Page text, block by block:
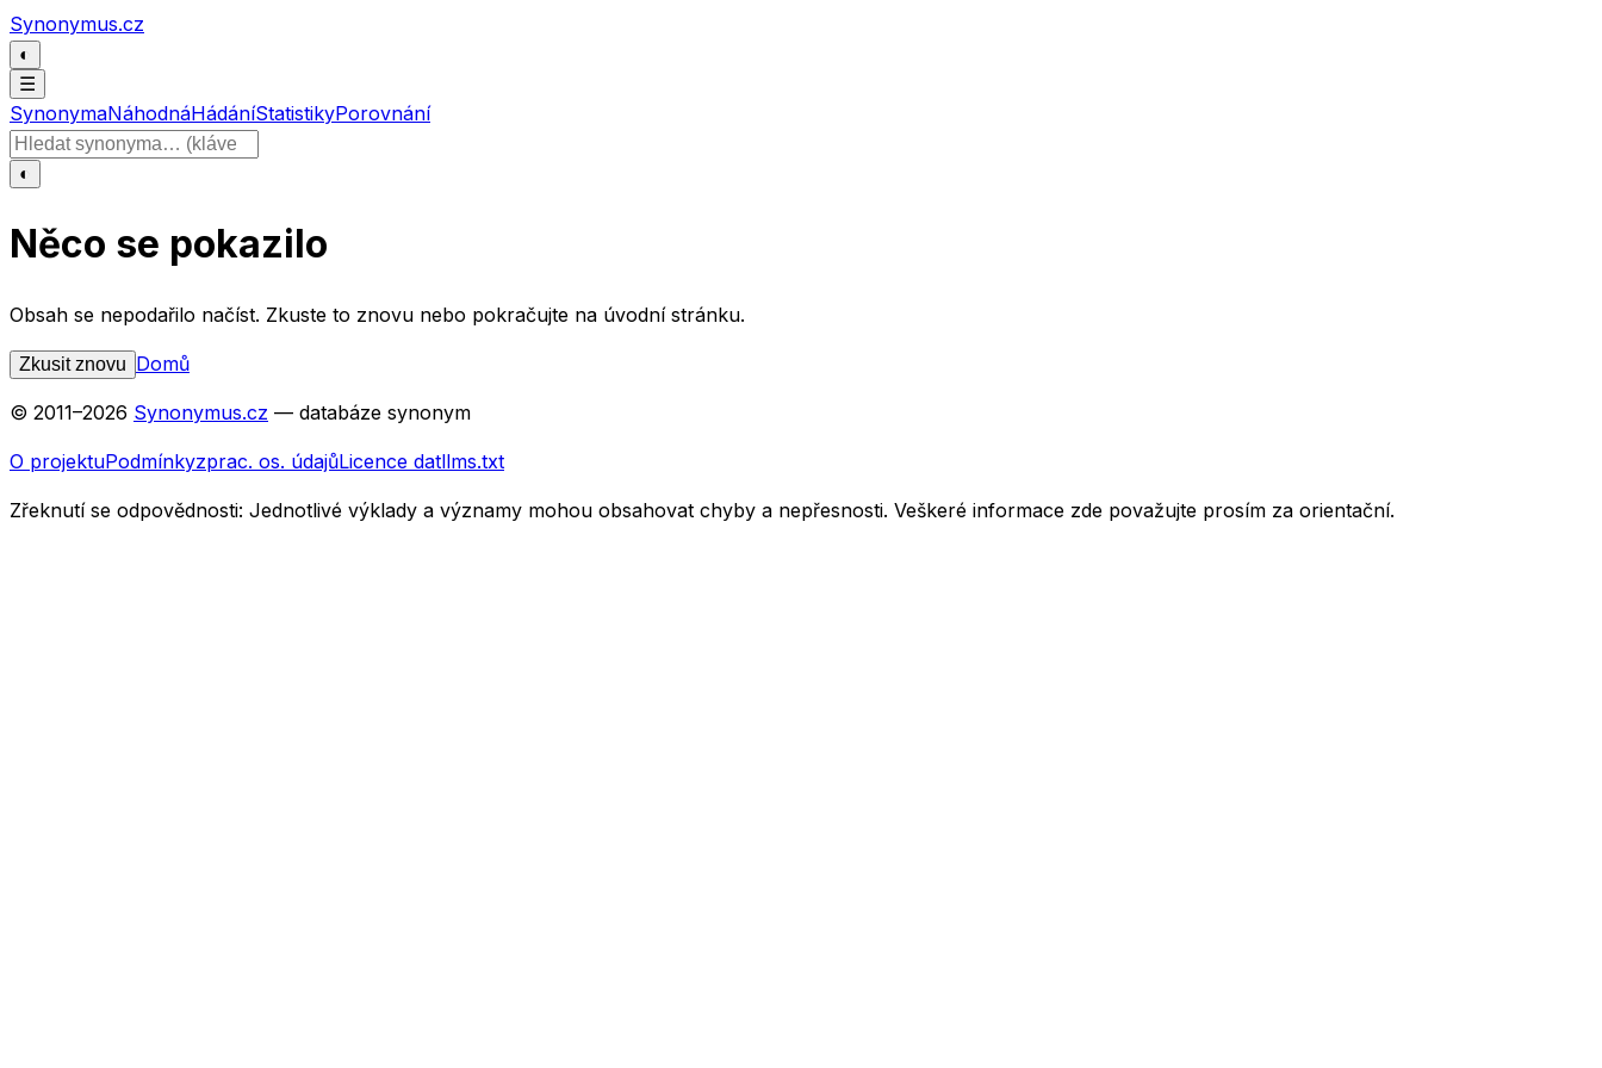
Přeskočit na obsah
Synonymus.cz
◐
☰
SynonymaNáhodnáHádáníStatistikyPorovnání
Hledat slovo
◐
Něco se pokazilo
Obsah se nepodařilo načíst. Zkuste to znovu nebo pokračujte na úvodní stránku.
Zkusit znovu Domů
© 2011–2026 Synonymus.cz — databáze synonym
O projektuPodmínkyzprac. os. údajůLicence datllms.txt
Zřeknutí se odpovědnosti: Jednotlivé výklady a významy mohou obsahovat chyby a nepřesnosti. Veškeré informace zde považujte prosím za orientační.